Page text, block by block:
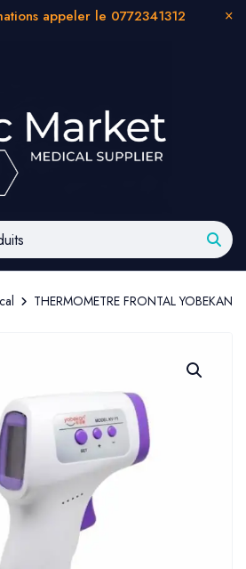
appeler le 0772341312
THERMOMETRE FRONTAL YOBEKAN